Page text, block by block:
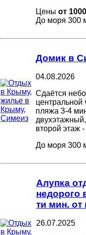
Цены от
До моря 300
Домик в
04.08.2026
Сдаётся
центральной
пляжа 3-4
второй этаж
До моря 300
Алупка
недорого
ти мин.
26.07.2025